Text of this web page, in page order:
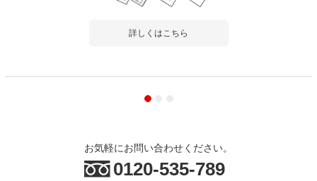
詳しくはこちら
お気軽にお問い合わせください。
0120-535-789